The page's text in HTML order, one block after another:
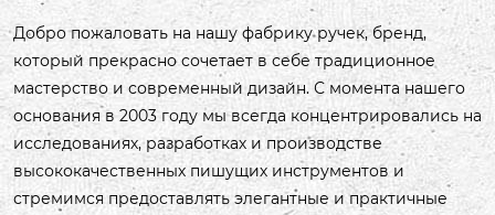
Добро пожаловать на нашу фабрику ручек, бренд,
который прекрасно сочетает в себе традиционное
мастерство и современный дизайн. С момента нашего
основания в 2003 году мы всегда концентрировались на
исследованиях, разработках и производстве
высококачественных пишущих инструментов и
стремимся предоставлять элегантные и практичные